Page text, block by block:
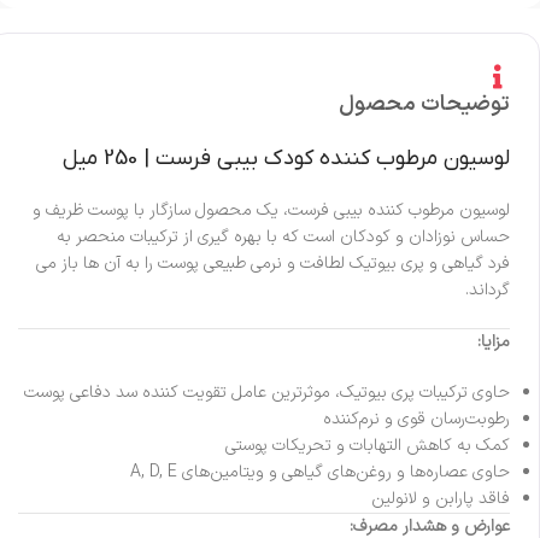
توضیحات محصول
لوسیون مرطوب کننده کودک بیبی فرست | 250 میل
لوسیون مرطوب کننده بیبی فرست، یک محصول سازگار با پوست ظریف و
حساس نوزادان و کودکان است که با بهره گیری از ترکیبات منحصر به
فرد گیاهی و پری بیوتیک لطافت و نرمی طبیعی پوست را به آن ها باز می
گرداند.
مزایا:
حاوی ترکیبات پری بیوتیک، موثرترین عامل تقویت کننده سد دفاعی پوست
رطوبت‌رسان قوی و نرم‌کننده
کمک به کاهش التهابات و تحریکات پوستی
حاوی عصاره‌ها و روغن‌های گیاهی و ویتامین‌های A, D, E
فاقد پارابن و لانولین
عوارض و هشدار مصرف: